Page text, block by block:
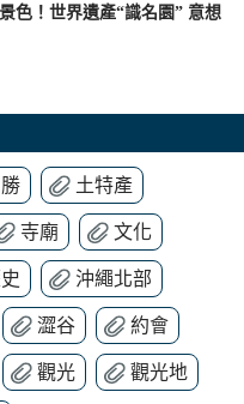
色！世界遺產“識名園” 意想
土特產
寺廟 文化
沖繩北部
澀谷 約會
觀光 觀光地